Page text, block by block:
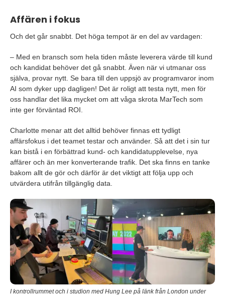
Affären i fokus
Och det går snabbt. Det höga tempot är en del av vardagen:
– Med en bransch som hela tiden måste leverera värde till kund
och kandidat behöver det gå snabbt. Även när vi utmanar oss
själva, provar nytt. Se bara till den uppsjö av programvaror inom
AI som dyker upp dagligen! Det är roligt att testa nytt, men för
oss handlar det lika mycket om att våga skrota MarTech som
inte ger förväntad ROI.
Charlotte menar att det alltid behöver finnas ett tydligt
affärsfokus i det teamet testar och använder. Så att det i sin tur
kan bistå i en förbättrad kund- och kandidatupplevelse, nya
affärer och än mer konverterande trafik. Det ska finns en tanke
bakom allt de gör och därför är det viktigt att följa upp och
utvärdera utifrån tillgänglig data.
I kontrollrummet och i studion med Hung Lee på länk från London under